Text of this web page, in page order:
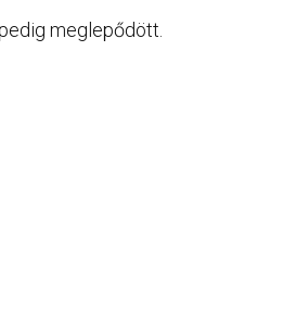
meglepődött.